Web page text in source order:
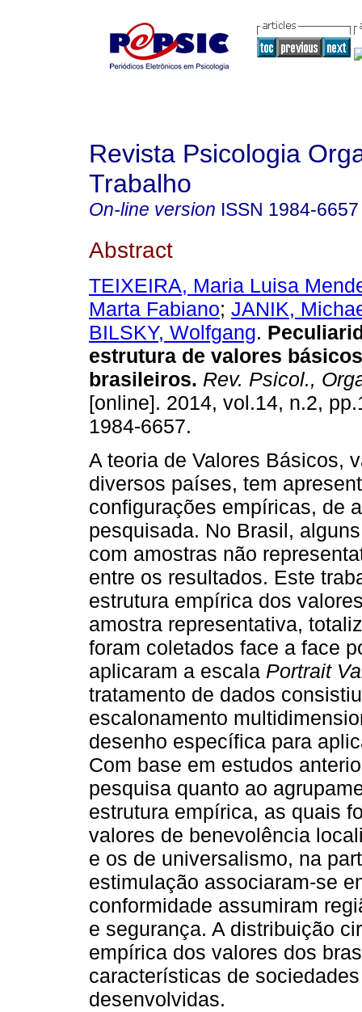
Revista Psicologia
Trabalho
On-line version ISSN 1984-6657
Abstract
TEIXEIRA, Maria Luisa
Marta Fabiano; JANIK,
BILSKY, Wolfgang.
estrutura de valores
brasileiros. Rev. Psicol.,
[online]. 2014, vol.14, n.2,
1984-6657.
A teoria de Valores Básicos,
diversos países, tem
configurações empíricas, de
pesquisada. No Brasil,
com amostras não
entre os resultados. Este
estrutura empírica dos
amostra representativa,
foram coletados face a face
aplicaram a escala Portrait
tratamento de dados
escalonamento
desenho específica para
Com base em estudos
pesquisa quanto ao
estrutura empírica, as quais
valores de benevolência
e os de universalismo, na
estimulação associaram-se
conformidade assumiram
e segurança. A distribuição
empírica dos valores dos
características de
desenvolvidas.